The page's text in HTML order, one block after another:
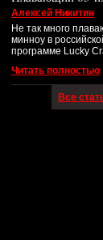
Алексей Никитин
Не так много
минноу в
программе Lucky
Читать полностью
Все